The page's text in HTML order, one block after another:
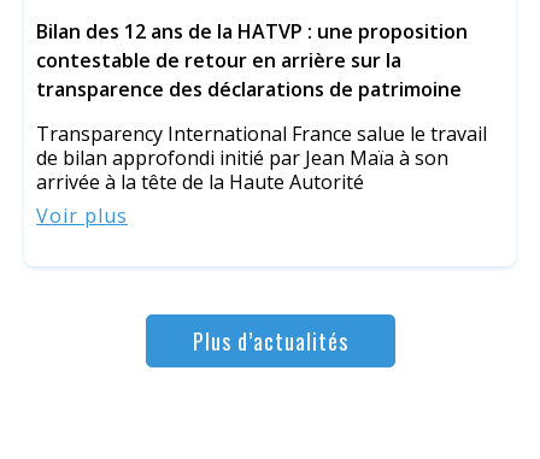
Bilan des 12 ans de la HATVP : une proposition
contestable de retour en arrière sur la
transparence des déclarations de patrimoine
Transparency International France salue le travail
de bilan approfondi initié par Jean Maïa à son
arrivée à la tête de la Haute Autorité
Voir plus
Plus d’actualités